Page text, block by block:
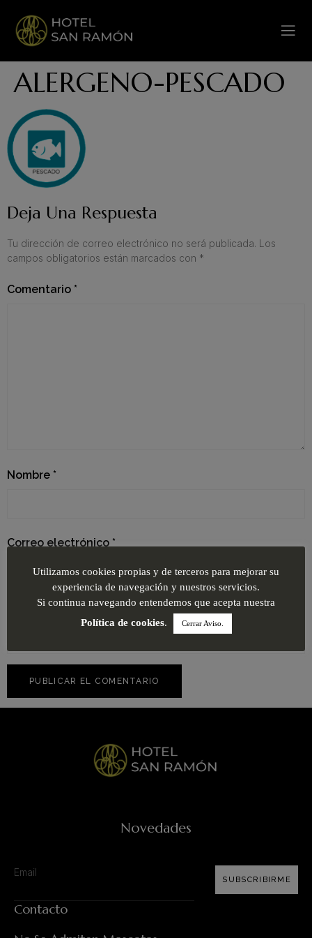
ALERGENO-PESCADO
Deja Una Respuesta
Tu dirección de correo electrónico no será publicada. Los
campos obligatorios están marcados con *
Comentario *
Nombre *
Correo electrónico *
Novedades
SUBSCRIBIRME
Contacto
Utilizamos cookies propias y de terceros para mejorar su
experiencia de navegación y nuestros servicios.
Si continua navegando entendemos que acepta nuestra
Política de cookies. Cerrar Aviso.